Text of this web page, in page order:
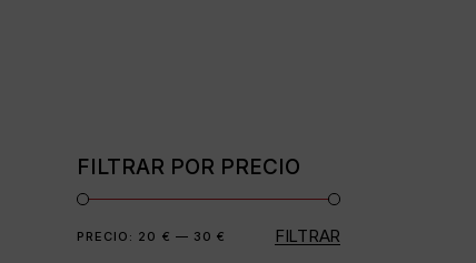
FILTRAR POR PRECIO
Precio
Precio FILTRAR
PRECIO: 20 € — 30 €